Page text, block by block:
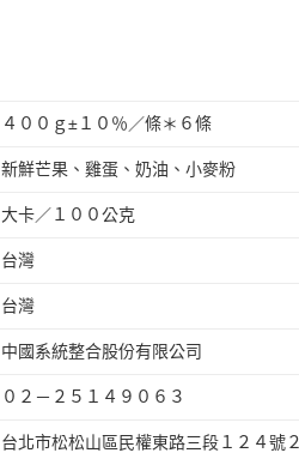
４００ｇ±１０％／條＊６條
新鮮芒果、雞蛋、奶油、小麥粉
大卡／１００公克
台灣
台灣
中國系統整合股份有限公司
０２－２５１４９０６３
台北市松松山區民權東路三段１２４號